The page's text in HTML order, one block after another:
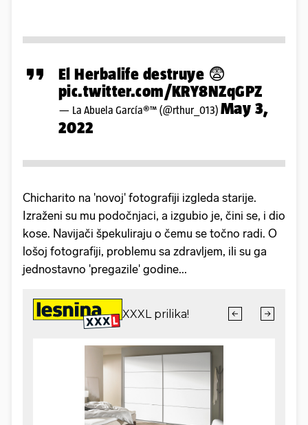
El Herbalife destruye 😨
pic.twitter.com/KRY8NZqGPZ
— La Abuela García®™ (@rthur_013) May 3,
2022
Chicharito na 'novoj' fotografiji izgleda starije.
Izraženi su mu podočnjaci, a izgubio je, čini se, i dio
kose. Navijači špekuliraju o čemu se točno radi. O
lošoj fotografiji, problemu sa zdravljem, ili su ga
jednostavno 'pregazile' godine...